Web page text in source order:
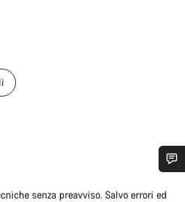
senza preavviso. Salvo errori ed